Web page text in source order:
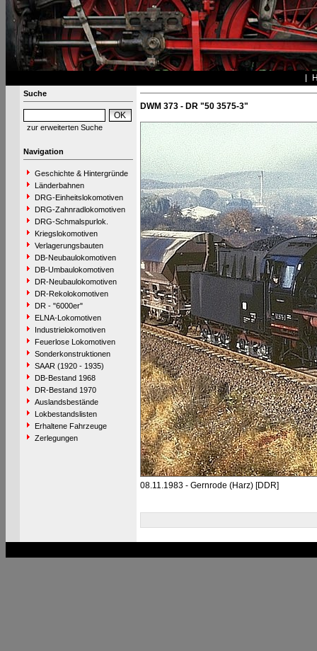
Suche
zur erweiterten Suche
Navigation
Geschichte & Hintergründe
Länderbahnen
DRG-Einheitslokomotiven
DRG-Zahnradlokomotiven
DRG-Schmalspurlok.
Kriegslokomotiven
Verlagerungsbauten
DB-Neubaulokomotiven
DB-Umbaulokomotiven
DR-Neubaulokomotiven
DR-Rekolokomotiven
DR - "6000er"
ELNA-Lokomotiven
Industrielokomotiven
Feuerlose Lokomotiven
Sonderkonstruktionen
SAAR (1920 - 1935)
DB-Bestand 1968
DR-Bestand 1970
Auslandsbestände
Lokbestandslisten
Erhaltene Fahrzeuge
Zerlegungen
DWM 373 - DR "50 3575-3"
08.11.1983 - Gernrode (Harz) [DDR]